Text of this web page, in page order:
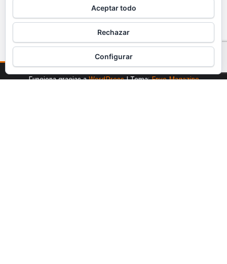
Funciona gracias aWordPress |Tema:Envo Magazine
Aceptar todo
Rechazar
Configurar